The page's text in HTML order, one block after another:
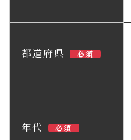
都道府県 必須
年代 必須